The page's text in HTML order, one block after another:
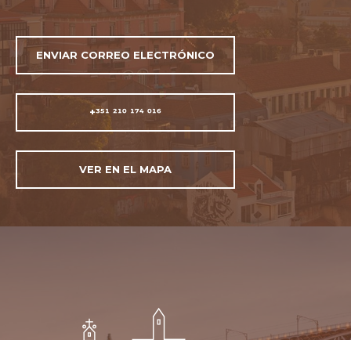
ENVIAR CORREO ELECTRÓNICO
+351 210 174 016
VER EN EL MAPA